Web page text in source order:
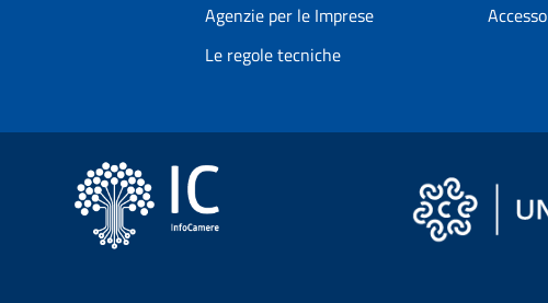
Agenzie per le Imprese
Le regole tecniche